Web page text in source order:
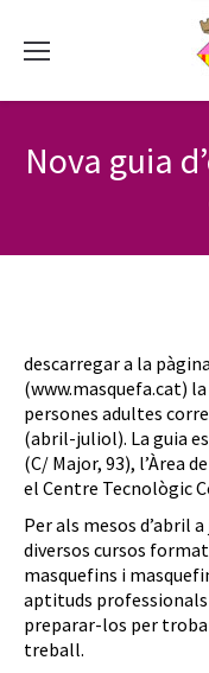
Nova guia
descarregar a la
(www.masquefa.cat)
persones adultes
(abril-juliol). La guia
(C/ Major, 93), l’Àrea
el Centre Tecnològic
Per als mesos d’abril
diversos cursos
masquefins i
aptituds professionals
preparar-los per
treball.